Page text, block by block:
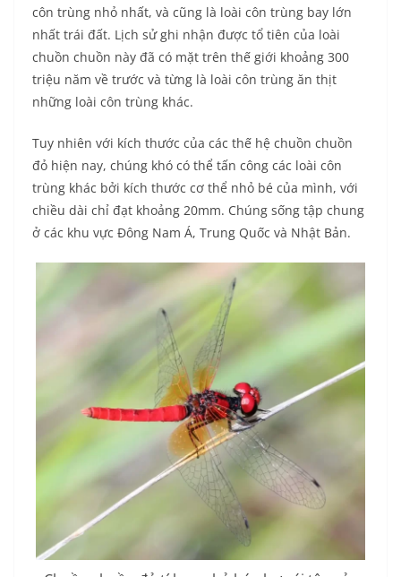
côn trùng nhỏ nhất, và cũng là loài côn trùng bay lớn
nhất trái đất. Lịch sử ghi nhận được tổ tiên của loài
chuồn chuồn này đã có mặt trên thế giới khoảng 300
triệu năm về trước và từng là loài côn trùng ăn thịt
những loài côn trùng khác.
Tuy nhiên với kích thước của các thế hệ chuồn chuồn
đỏ hiện nay, chúng khó có thể tấn công các loài côn
trùng khác bởi kích thước cơ thể nhỏ bé của mình, với
chiều dài chỉ đạt khoảng 20mm. Chúng sống tập chung
ở các khu vực Đông Nam Á, Trung Quốc và Nhật Bản.